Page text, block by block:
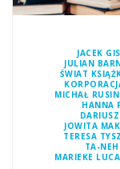
JACEK
JULIAN
ŚWIAT
MICHAŁ
HANNA
JOWITA
TERESA
TA-
MARIEKE